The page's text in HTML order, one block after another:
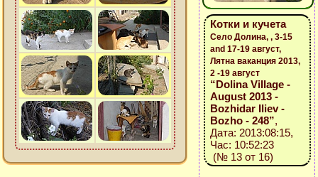
Котки и кучета
Село Долина, , 3-15
and 17-19 август,
Лятна ваканция 2013,
2 -19 август
“Dolina Village -
August 2013 -
Bozhidar Iliev -
Bozho - 248”,
Дата: 2013:08:15,
Час: 10:52:23
(№ 13 от 16)